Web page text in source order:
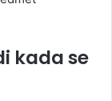
kada se